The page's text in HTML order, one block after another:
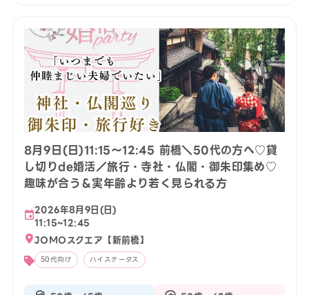
8月9日(日)11:15〜12:45 前橋＼50代の方へ♡貸
し切りde婚活／旅行・寺社・仏閣・御朱印集め♡
趣味が合う＆実年齢より若く見られる方
2026年8月9日(日)
11:15~12:45
JOMOスクエア【新前橋】
50代向け ハイステータス